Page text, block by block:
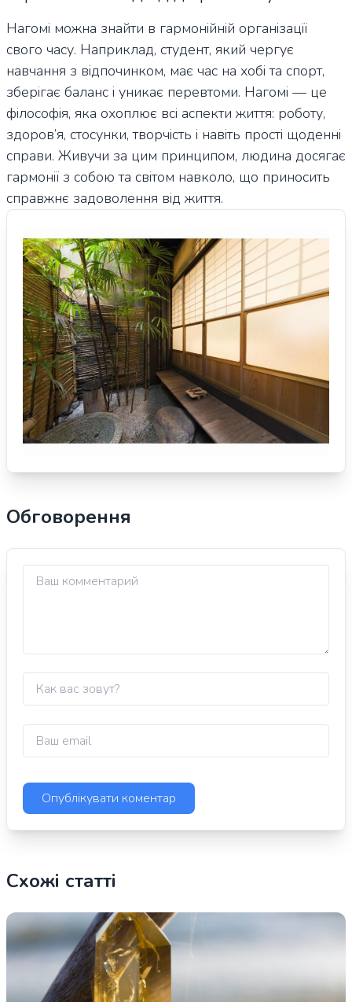
Нагомі можна знайти в гармонійній організації
свого часу. Наприклад, студент, який чергує
навчання з відпочинком, має час на хобі та спорт,
зберігає баланс і уникає перевтоми. Нагомі — це
філософія, яка охоплює всі аспекти життя: роботу,
здоров’я, стосунки, творчість і навіть прості щоденні
справи. Живучи за цим принципом, людина досягає
гармонії з собою та світом навколо, що приносить
справжнє задоволення від життя.
Обговорення
Схожі статті